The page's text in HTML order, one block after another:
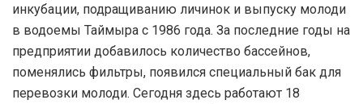
инкубации, подращиванию личинок и выпуску молоди
в водоемы Таймыра с 1986 года. За последние годы на
предприятии добавилось количество бассейнов,
поменялись фильтры, появился специальный бак для
перевозки молоди. Сегодня здесь работают 18